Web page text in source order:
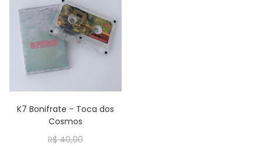
K7 Bonifrate - Toca dos
Cosmos
R$40,00